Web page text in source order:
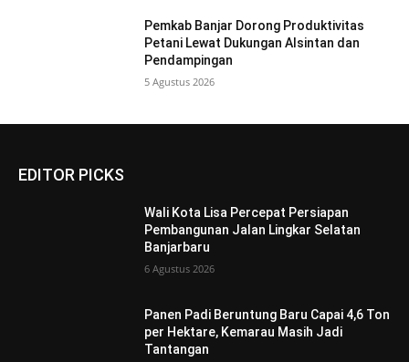
Pemkab Banjar Dorong Produktivitas
Petani Lewat Dukungan Alsintan dan
Pendampingan
5 Agustus 2026
EDITOR PICKS
Wali Kota Lisa Percepat Persiapan
Pembangunan Jalan Lingkar Selatan
Banjarbaru
6 Agustus 2026
Panen Padi Beruntung Baru Capai 4,6 Ton
per Hektare, Kemarau Masih Jadi
Tantangan